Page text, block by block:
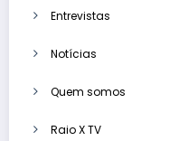
Entrevistas
Notícias
Quem somos
Raio X TV